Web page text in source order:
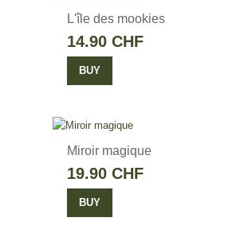
L'île des mookies
14.90 CHF
BUY
Miroir magique
19.90 CHF
BUY